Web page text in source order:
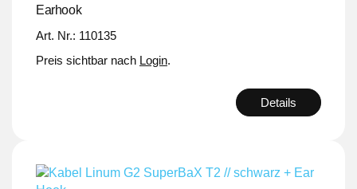
Earhook
Art. Nr.: 110135
Preis sichtbar nach Login.
Details